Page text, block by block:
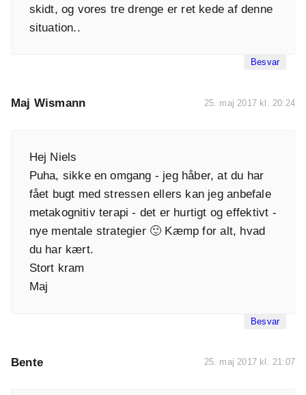
skidt, og vores tre drenge er ret kede af denne
situation..
Besvar
Maj Wismann 25. maj 2017 kl. 20:24
Hej Niels
Puha, sikke en omgang - jeg håber, at du har
fået bugt med stressen ellers kan jeg anbefale
metakognitiv terapi - det er hurtigt og effektivt -
nye mentale strategier 🙂 Kæmp for alt, hvad
du har kært.
Stort kram
Maj
Besvar
Bente 25. maj 2017 kl. 21:07